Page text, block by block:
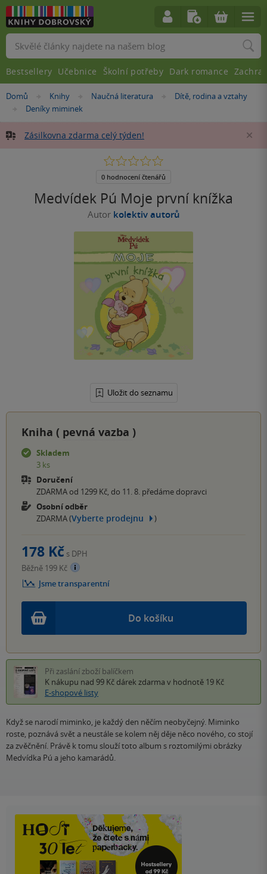
Nacházíte
Domů »Knihy »Naučná literatura »
Dítě, rodina a vztahy
»
Deníky miminek
Zásilkovna zdarma celý týden!
Medvídek Pú Moje první knížka
Autor kolektiv autorů
Uložit do seznamu
0.0
5
0 hodnocení čtenářů
Kniha ( pevná vazba )
Skladem
3 ks
Doručení
ZDARMA od 1299 Kč, do 11. 8. předáme dopravci
Osobní odběr
ZDARMA (Vyberte prodejnu )
Do košíku
178 Kč s DPH
Běžně 199 Kč
Jsme transparentní
Při zaslání zboží balíčkem
K nákupu nad 99 Kč dárek zdarma v hodnotě 19 Kč
E-shopové listy
Když se narodí miminko, je každý den něčím neobyčejný. Miminko
roste, poznává svět a neustále se kolem něj děje něco nového, co stojí
za zvěčnění. Právě k tomu slouží toto album s roztomilými obrázky
Medvídka Pú a jeho kamarádů.
Vyhledávání
Bestsellery Učebnice Školní potřeby Dark romance